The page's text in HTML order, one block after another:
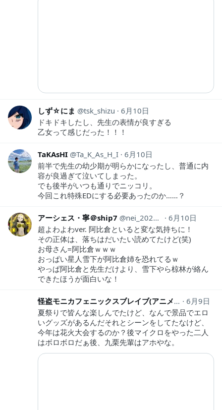
しず☆にま tsk_shizu
6月10日
ドキドキしたし、先生の表情が良すぎる
乙女って感じだった！！！
TaKAsHI Ta_K_As_H_I 6月10日
前半で先生の幼少期が明らかになったし、普通に内
容が良過ぎて泣いてしまった。
でも後半がいつも通りでニッコリ。
今回これ特殊EDにする必要あったのか……？
アーシェス・寧＠ship7 nei_2020Ramuh
6月10日
超よわよわver. 阿比倉といると変な気持ちに！
その正体は、落ちはだいたい読めてたけど(笑)
お母さん=阿比倉ｗｗｗ
おっぱい星人雪下が阿比倉姉を恐れてるｗ
やっぱ阿比倉と先生だけより、雪下やら椋林が絡ん
できたほうが面白いな！
怪盗モニカフェニックスブレイブ(アニメと特撮好き)
6月9日
夏祭りで皆んな楽しんでたけど、なんで景品でエロ
いグッズがあるんだそれとシーンをしてたなけど、
今年は花火大会するのか？後マイクロをやった二人
はボロボロだぁ後、九栗先輩はアホやな。